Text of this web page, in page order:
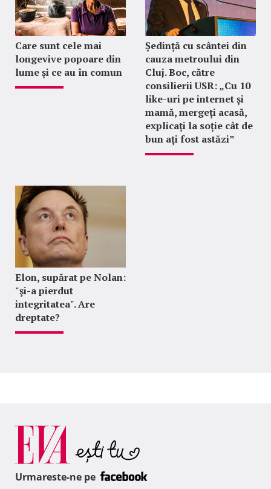
Care sunt cele mai
longevive popoare din
lume și ce au în comun
Ședință cu scântei din
cauza metroului din
Cluj. Boc, către
consilierii USR: „Cu 10
like-uri pe internet și
mamă, mergeți acasă,
explicați la soție cât de
bun ați fost astăzi”
Elon, supărat pe Nolan:
"şi-a pierdut
integritatea". Are
dreptate?
Urmareste-ne pe